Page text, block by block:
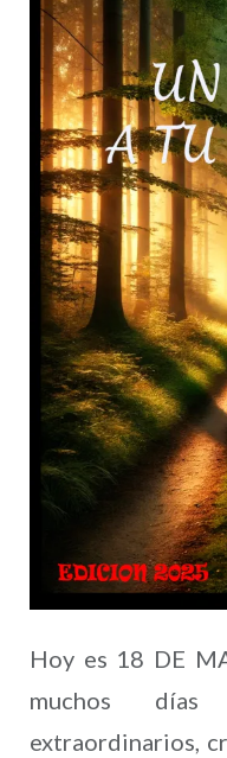
Hoy es 18 DE
muchos días
extraordinarios,